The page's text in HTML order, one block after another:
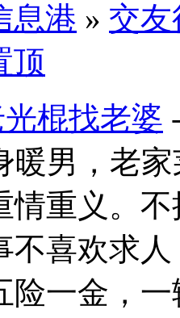
息港 » 交
顶
棍找老婆
暖男，老
情重义。
不喜欢求
险一金，